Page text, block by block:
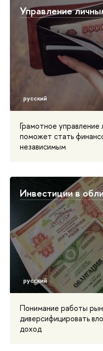
Управление
Грамотное
поможет стать
независимым
Инвестиции в
Понимание работы
диверсифицировать
доход